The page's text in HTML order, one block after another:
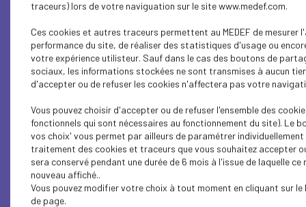
traceurs) lors de votre naviguation sur le site www.medef.com.
Ces cookies et autres traceurs permettent au MEDEF de mesurer
performance du site, de réaliser des statistiques d'usage ou
votre expérience utilisteur. Sauf dans le cas des boutons de
sociaux, les informations stockées ne sont transmises à aucun
d'accepter ou de refuser les cookies n'affectera pas votre
Vous pouvez choisir d'accepter ou de refuser l'ensemble des
fonctionnels qui sont nécessaires au fonctionnement du site). Le
vos choix' vous permet par ailleurs de paramétrer
traitement des cookies et traceurs que vous souhaitez accepter
sera conservé pendant une durée de 6 mois à l'issue de laquelle ce
nouveau affiché..
Vous pouvez modifier votre choix à tout moment en cliquant sur le
de page.